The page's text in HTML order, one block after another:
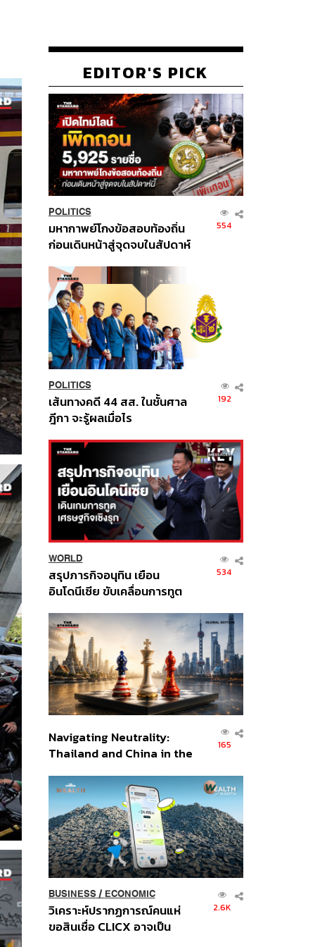
EDITOR'S PICK
POLITICS
มหากาพย์โกงข้อสอบท้องถิ่น
ก่อนเดินหน้าสู่จุดจบในสัปดาห์
554
POLITICS
เส้นทางคดี 44 สส. ในชั้นศาล
ฎีกา จะรู้ผลเมื่อไร
192
WORLD
สรุปภารกิจอนุทิน เยือน
อินโดนีเซีย ขับเคลื่อนการทูต
ส่วนยุทธศาสตร์ไทย –
อินโดนีเซีย
534
Navigating Neutrality:
Thailand and China in the
Order
165
BUSINESS/ ECONOMIC
วิเคราะห์ปรากฏการณ์คนแห่
ขอสินเชื่อ CLICX อาจเป็น
2.6K